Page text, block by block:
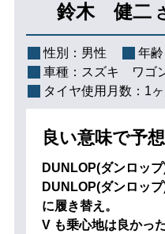
鈴木 健二
性別： 男性 年齢
車種： スズキ ワゴ
タイヤ使用月数： 1ヶ
良い意味で予
DUNLOP(ダンロッ
DUNLOP(ダンロッ
に履き替え。
V も乗心地は良かっ